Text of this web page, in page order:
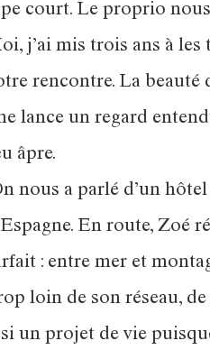
court. Le proprio nous
j’ai mis trois ans à
rencontre. La beauté
lance un regard
âpre.
nous a parlé d’un
En route, Zoé
: entre mer et
loin de son réseau, de
un projet de vie